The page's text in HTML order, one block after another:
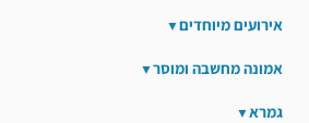
אירועים מיוחדים
אמונה מחשבה ומוסר
גמרא